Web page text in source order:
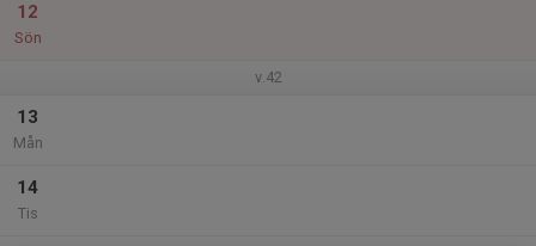
12
Sön
v.42
13
Mån
14
Tis